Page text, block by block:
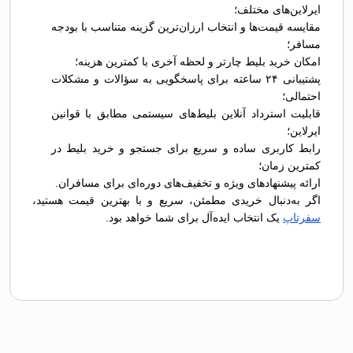
ایرلاین‌های مختلف؛
مقایسه قیمت‌ها و انتخاب ارزان‌ترین گزینه متناسب با بودجه
مسافر؛
امکان خرید بلیط چارتر و لحظه آخری با کمترین هزینه؛
پشتیبانی ۲۴ ساعته برای پاسخگویی به سؤالات و مشکلات
احتمالی؛
قابلیت استرداد آنلاین بلیط‌های سیستمی مطابق با قوانین
ایرلاین؛
رابط کاربری ساده و سریع برای جستجو و خرید بلیط در
کمترین زمان؛
ارائه پیشنهادهای ویژه و تخفیف‌های دوره‌ای برای مسافران.
اگر به‌دنبال خریدی مطمئن، سریع و با بهترین قیمت هستید،
سفرتاپ یک انتخاب ایده‌آل برای شما خواهد بود.